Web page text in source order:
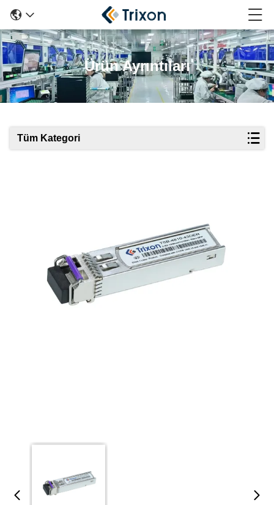
Ürün Ayrıntıları
Tüm Kategori